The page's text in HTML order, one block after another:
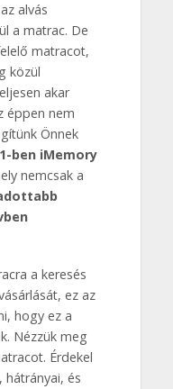
alvás
a matrac. De
matracot,
közül
akar
éppen nem
Önnek
ben iMemory
nemcsak a
a keresés
ez az
hogy ez a
Nézzük meg
Érdekel
hátrányai, és